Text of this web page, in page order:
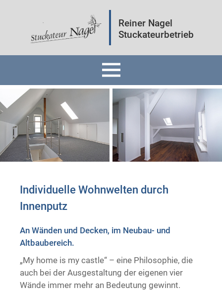
Reiner Nagel
Stuckateurbetrieb
Home
Fassaden
Innenräume
Mineralputz
Trockenausbau
Individuelle Wohnwelten durch
Innenputz ​
An Wänden und Decken, im Neubau- und
Altbaubereich.
„My home is my castle“ – eine Philosophie, die
auch bei der Ausgestaltung der eigenen vier
Wände immer mehr an Bedeutung gewinnt.